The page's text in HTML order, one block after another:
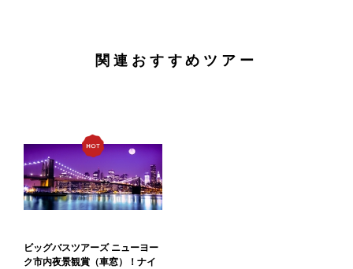
関連おすすめツアー
ビッグバスツアーズ ニューヨー
ク市内夜景観賞（車窓）！ナイ